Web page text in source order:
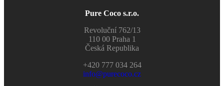
Pure Coco s.r.o.
Revoluční 762/13
110 00 Praha 1
Česká Republika
+420 777 034 264
info@purecoco.cz